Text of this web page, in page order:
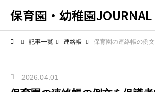
保育園・幼稚園JOURNAL
記事一覧 連絡帳 保育園の連絡帳の例文を保護者向
2026.04.01